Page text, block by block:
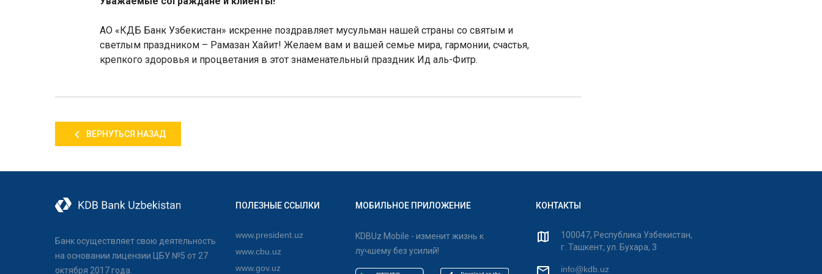
АО «КДБ Банк Узбекистан» искренне поздравляет мусульман нашей страны со святым и
светлым праздником – Рамазан Хайит! Желаем вам и вашей семье мира, гармонии, счастья,
крепкого здоровья и процветания в этот знаменательный праздник Ид аль-Фитр.
ВЕРНУТЬСЯ НАЗАД
Банк осуществляет свою деятельность
на основании лицензии ЦБУ №5 от 27
октября 2017 года.
ПОЛЕЗНЫЕ ССЫЛКИ
www.president.uz
www.cbu.uz
www.gov.uz
МОБИЛЬНОЕ ПРИЛОЖЕНИЕ
KDBUz Mobile - изменит жизнь к
лучшему без усилий!
КОНТАКТЫ
100047, Республика Узбекистан,
г. Ташкент, ул. Бухара, 3
info@kdb.uz